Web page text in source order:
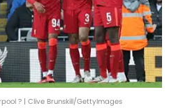
? | Clive Brunskill/GettyImages